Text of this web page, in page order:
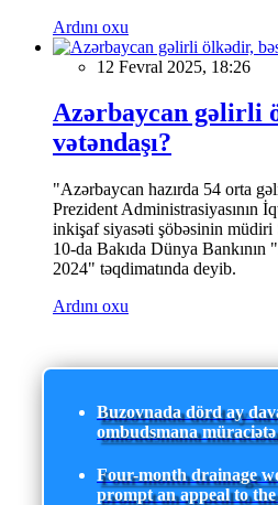
Ardını oxu
12 Fevral 2025, 18:26
Azərbaycan gəlirli
vətəndaşı?
"Azərbaycan hazırda 54 orta
Prezident Administrasiyasının
inkişaf siyasəti şöbəsinin
10-da Bakıda Dünya Bankının
2024" təqdimatında deyib.
Ardını oxu
Buzovnada dörd ay
ombudsmana
Four-month drainage
prompt an appeal to